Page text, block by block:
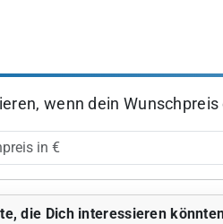
wenn dein
die Dich interessieren